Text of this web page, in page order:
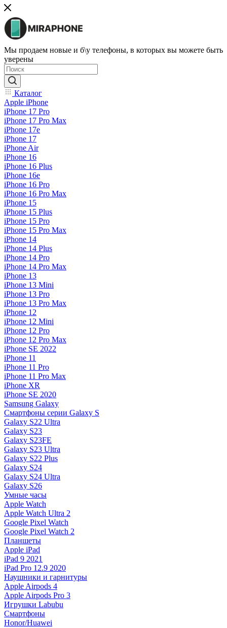
Мы продаем новые и б\у телефоны, в которых вы можете быть
уверены
Каталог
Apple iPhone
iPhone 17 Pro
iPhone 17 Pro Max
iPhone 17e
iPhone 17
iPhone Air
iPhone 16
iPhone 16 Plus
iPhone 16e
iPhone 16 Pro
iPhone 16 Pro Max
iPhone 15
iPhone 15 Plus
iPhone 15 Pro
iPhone 15 Pro Max
iPhone 14
iPhone 14 Plus
iPhone 14 Pro
iPhone 14 Pro Max
iPhone 13
iPhone 13 Mini
iPhone 13 Pro
iPhone 13 Pro Max
iPhone 12
iPhone 12 Mini
iPhone 12 Pro
iPhone 12 Pro Max
iPhone SE 2022
iPhone 11
iPhone 11 Pro
iPhone 11 Pro Max
iPhone XR
iPhone SE 2020
Samsung Galaxy
Смартфоны серии Galaxy S
Galaxy S22 Ultra
Galaxy S23
Galaxy S23FE
Galaxy S23 Ultra
Galaxy S22 Plus
Galaxy S24
Galaxy S24 Ultra
Galaxy S26
Умные часы
Apple Watch
Apple Watch Ultra 2
Google Pixel Watch
Google Pixel Watch 2
Планшеты
Apple iPad
iPad 9 2021
iPad Pro 12.9 2020
Наушники и гарнитуры
Apple Airpods 4
Apple Airpods Pro 3
Игрушки Labubu
Смартфоны
Honor/Huawei